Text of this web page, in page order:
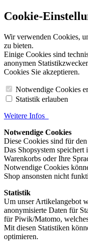
Cookie-
Wir verwenden Cookies,
zu bieten.
Einige Cookies sind
anonymen
Cookies Sie akzeptieren.
Notwendige Cookies
Statistik erlauben
Weitere Infos
Notwendige Cookies
Diese Cookies sind für
Das Shopsystem
Warenkorbs oder Ihre
Notwendige Cookies
Shop ansonsten nicht
Statistik
Um unser Artikelangebot
anonymisierte Daten für
für Piwik/Matomo,
Mit diesen Statistiken
optimieren.